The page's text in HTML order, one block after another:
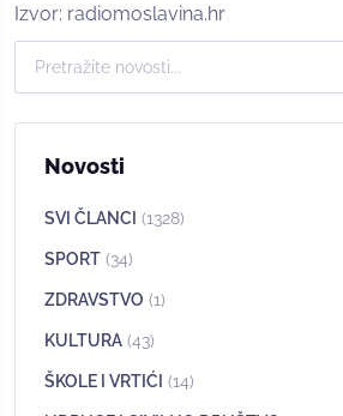
Izvor: radiomoslavina.hr
Novosti
SVI ČLANCI (1328)
SPORT (34)
ZDRAVSTVO (1)
KULTURA (43)
ŠKOLE I VRTIĆI (14)